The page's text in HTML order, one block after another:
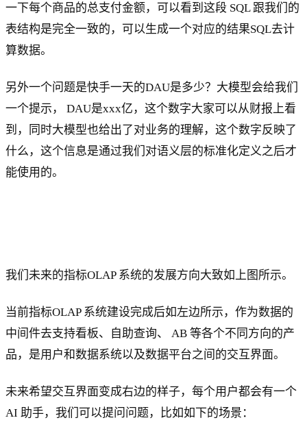
一下每个商品的总支付金额，可以看到这段 SQL 跟我们的
表结构是完全一致的，可以生成一个对应的结果SQL去计
算数据。
另外一个问题是快手一天的DAU是多少？大模型会给我们
一个提示， DAU是xxx亿，这个数字大家可以从财报上看
到，同时大模型也给出了对业务的理解，这个数字反映了
什么，这个信息是通过我们对语义层的标准化定义之后才
能使用的。
我们未来的指标OLAP 系统的发展方向大致如上图所示。
当前指标OLAP 系统建设完成后如左边所示，作为数据的
中间件去支持看板、自助查询、 AB 等各个不同方向的产
品，是用户和数据系统以及数据平台之间的交互界面。
未来希望交互界面变成右边的样子，每个用户都会有一个
AI 助手，我们可以提问问题，比如如下的场景：